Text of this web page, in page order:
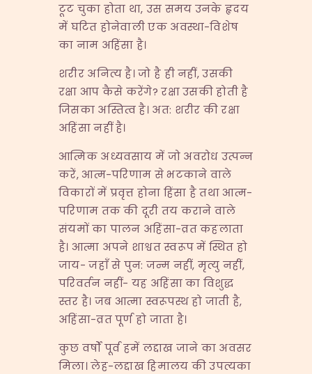
टूट चुका होता था, उस समय उनके हृदय
में घटित होनेवाली एक अवस्था-विशेष
का नाम अहिंसा है।
शरीर अनित्य है। जो है ही नहीं, उसकी
रक्षा आप कैसे करेंगे? रक्षा उसकी होती है
जिसका अस्तित्व है। अत: शरीर की रक्षा
अहिंसा नहीं है।
आत्मिक अध्यवसाय में जो अवरोध उत्पन्न
करें, आत्म-परिणाम से भटकाने वाले
विकारों में प्रवृत्त होना हिंसा है तथा आत्म-
परिणाम तक की दूरी तय कराने वाले
संयमों का पालन अहिंसा-व्रत कहलाता
है। आत्मा अपने शाश्वत स्वरूप में स्थित हो
जाय- जहाँ से पुन: जन्म नहीं, मृत्यु नहीं,
परिवर्तन नहीं- यह अहिंसा का विशुद्ध
स्तर है। जब आत्मा स्वरूपस्थ हो जाती है,
अहिंसा-व्रत पूर्ण हो जाता है।
कुछ वर्षों पूर्व हमें लद्दाख जाने का अवसर
मिला। लेह-लद्दाख हिमालय की उपत्यका